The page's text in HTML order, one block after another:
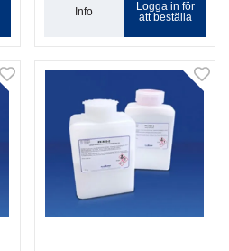
Info
Logga in för
att beställa